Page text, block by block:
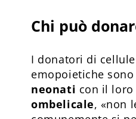
Chi può
I donatori di
emopoietiche sono
neonati con il
ombelicale, «non